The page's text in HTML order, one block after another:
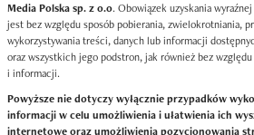
Media Polska sp. z o.o. Obowiązek uzyskania
jest bez względu sposób pobierania, zwielokrotniania,
wykorzystywania treści, danych lub informacji
oraz wszystkich jego podstron, jak również bez
i informacji.
Powyższe nie dotyczy wyłącznie przypadków
informacji w celu umożliwienia i ułatwienia ich
internetowe oraz umożliwienia pozycjonowania